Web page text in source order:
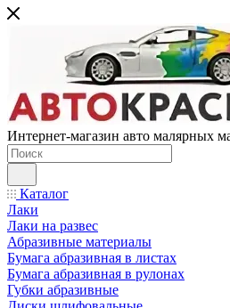
Интернет-магазин авто малярных
Каталог
Лаки
Лаки на развес
Абразивные материалы
Бумага абразивная в листах
Бумага абразивная в рулонах
Губки абразивные